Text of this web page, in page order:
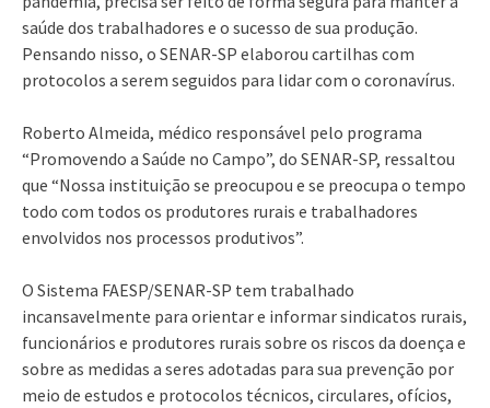
saúde dos trabalhadores e o sucesso de sua produção.
Pensando nisso, o SENAR-SP elaborou cartilhas com
protocolos a serem seguidos para lidar com o coronavírus.
Roberto Almeida, médico responsável pelo programa
“Promovendo a Saúde no Campo”, do SENAR-SP, ressaltou
que “Nossa instituição se preocupou e se preocupa o tempo
todo com todos os produtores rurais e trabalhadores
envolvidos nos processos produtivos”.
O Sistema FAESP/SENAR-SP tem trabalhado
incansavelmente para orientar e informar sindicatos rurais,
funcionários e produtores rurais sobre os riscos da doença e
sobre as medidas a seres adotadas para sua prevenção por
meio de estudos e protocolos técnicos, circulares, ofícios,